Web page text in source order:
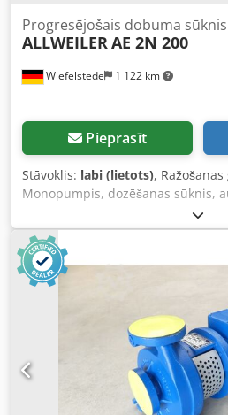
Wiefelstede 1 122 km
Progresējošais dobuma sūknis
ALLWEILERAE 2N 200
Pieprasīt
Stāvoklis: labi (lietots), Ražošanas
Monopumpis, dozēšanas sūknis,
ūdens sūknis, gliemežsūknis,
piltuves sūknis, ekscentriskās
Elektrodzinējs: Nord 3,0 kW -
100LA/4 TF -Apgriezieni: 105
pieslēguma diametrs: DN 80
Daudzums: Pieejami 3 gb
Cena: par gabalu -Izmēri: 1810/